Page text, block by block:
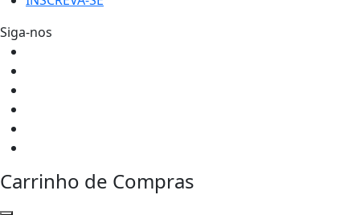
Siga-nos
Carrinho de Compras